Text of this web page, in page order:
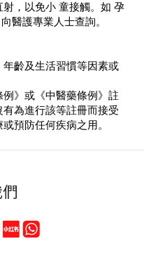
，以免小 童接觸。如 孕
醫護專業人士查詢。
齡及生活習慣等因素或
》或《中醫藥條例》註
為進行該等註冊而接受
預防任何疾病之用。